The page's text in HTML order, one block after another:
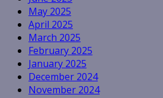
May 2025
April 2025
March 2025
February 2025
January 2025
December 2024
November 2024